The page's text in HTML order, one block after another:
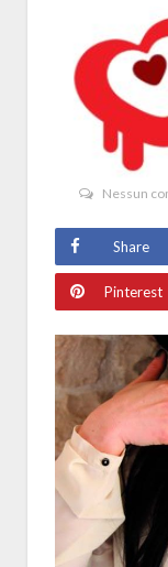
Nessun
Share
Pinterest